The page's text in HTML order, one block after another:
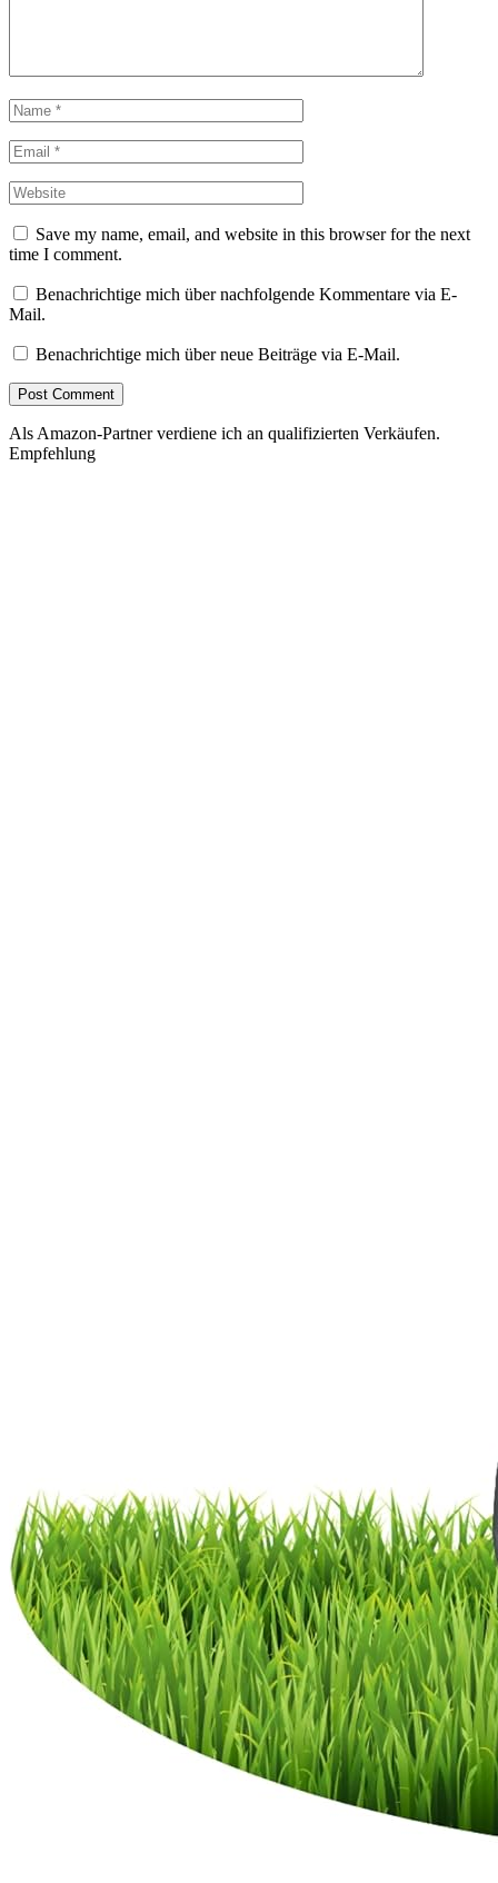
Save my name, email, and website in this browser for the next
time I comment.
Benachrichtige mich über nachfolgende Kommentare via E-
Mail.
Benachrichtige mich über neue Beiträge via E-Mail.
Als Amazon-Partner verdiene ich an qualifizierten Verkäufen.
Empfehlung